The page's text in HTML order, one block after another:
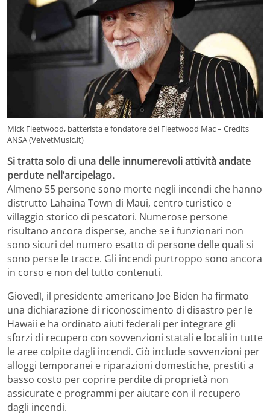
Mick Fleetwood, batterista e fondatore dei Fleetwood Mac – Credits
ANSA (VelvetMusic.it)
Si tratta solo di una delle innumerevoli attività andate
perdute nell’arcipelago.
Almeno 55 persone sono morte negli incendi che hanno
distrutto Lahaina Town di Maui, centro turistico e
villaggio storico di pescatori. Numerose persone
risultano ancora disperse, anche se i funzionari non
sono sicuri del numero esatto di persone delle quali si
sono perse le tracce. Gli incendi purtroppo sono ancora
in corso e non del tutto contenuti.
Giovedì, il presidente americano Joe Biden ha firmato
una dichiarazione di riconoscimento di disastro per le
Hawaii e ha ordinato aiuti federali per integrare gli
sforzi di recupero con sovvenzioni statali e locali in tutte
le aree colpite dagli incendi. Ciò include sovvenzioni per
alloggi temporanei e riparazioni domestiche, prestiti a
basso costo per coprire perdite di proprietà non
assicurate e programmi per aiutare con il recupero
dagli incendi.